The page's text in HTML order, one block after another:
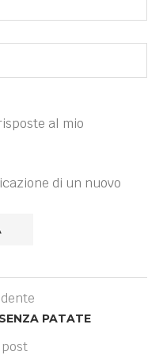
al mio
di un nuovo
PATATE